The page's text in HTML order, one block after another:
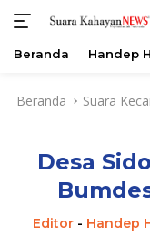
Beranda Handep
Beranda Suara
Desa
Editor- Handep